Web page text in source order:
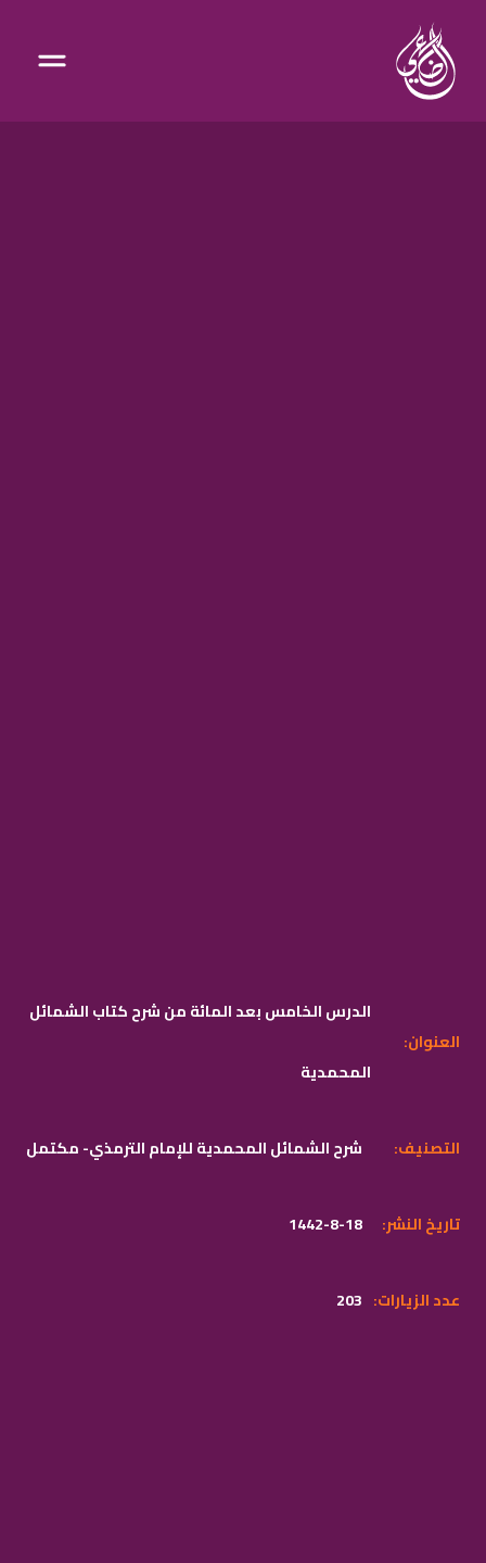
الدرس الخامس بعد المائة من شرح كتاب الشمائل
المحمدية
:العنوان
شرح الشمائل المحمدية للإمام الترمذي- مكتمل :التصنيف
1442-8-18 :تاريخ النشر
203 :عدد الزيارات